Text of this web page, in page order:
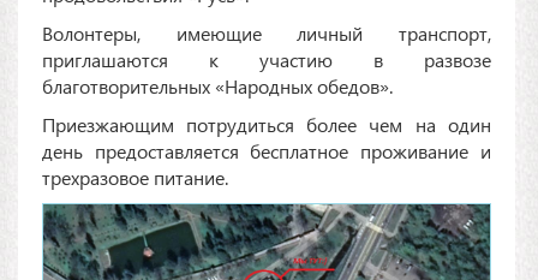
Волонтеры, имеющие личный транспорт,
приглашаются к участию в развозе
благотворительных «Народных обедов».
Приезжающим потрудиться более чем на один
день предоставляется бесплатное проживание и
трехразовое питание.